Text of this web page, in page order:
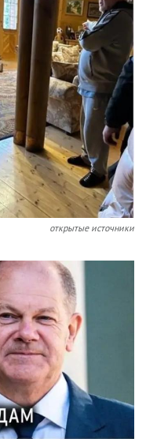
открытые источники